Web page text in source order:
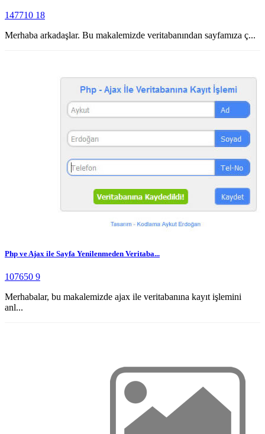
147710 18
Merhaba arkadaşlar. Bu makalemizde veritabanından sayfamıza ç...
Php ve Ajax ile Sayfa Yenilenmeden Veritaba...
107650 9
Merhabalar, bu makalemizde ajax ile veritabanına kayıt işlemini
anl...